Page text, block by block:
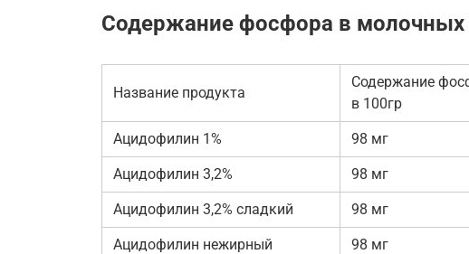
Содержание фосфора в молочных
Название продукта
Содержание
в 100гр
Ацидофилин 1% 98 мг
Ацидофилин 3,2% 98 мг
Ацидофилин 3,2% сладкий 98 мг
Ацидофилин нежирный 98 мг